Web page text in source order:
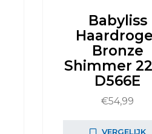
Babyliss
Bronze
Shimmer
D566E
€54,99
VERGELIJK